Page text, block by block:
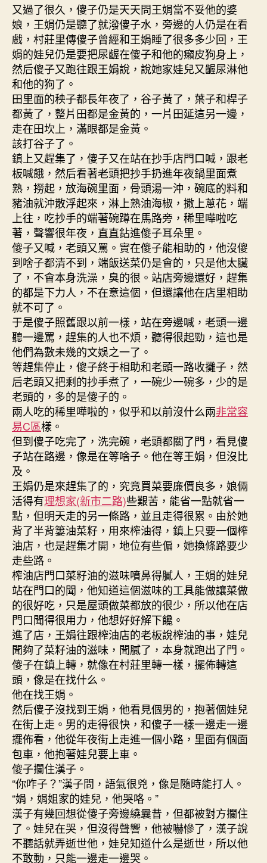
又過了很久，傻子仍是天天問王娟當不妥他的婆
娘，王娟仍是聽了就潑傻子水，旁邊的人仍是在看
戲，村莊里傳傻子曾經和王娟睡了很多多少回，王
娟的娃兒仍是要把尿齷在傻子和他的癩皮狗身上，
然后傻子又跑往跟王娟說，說她家娃兒又齷尿淋他
和他的狗了。
田里面的秧子都長年夜了，谷子黃了，葉子和桿子
都黃了，整片田都是金黃的，一片田延這另一邊，
走在田坎上，滿眼都是金黃。
該打谷子了。
鎮上又趕集了，傻子又在站在抄手店門口喊，跟老
板喊餓，然后看著老頭把抄手扔進年夜鍋里面煮
熟，撈起，放海碗里面，骨頭湯一沖，碗底的料和
豬油就沖散浮起來，淋上熟油海椒，撒上蔥花，端
上往，吃抄手的端著碗蹲在馬路旁，稀里嘩啦吃
著，聲響很年夜，直直鉆進傻子耳朵里。
傻子又喊，老頭又罵。實在傻子能相助的，他沒傻
到啥子都清不到，端飯送菜仍是會的，只是他太臟
了，不會本身洗澡，臭的很。站店旁邊還好，趕集
的都是下力人，不在意這個，但還讓他在店里相助
就不可了。
于是傻子照舊跟以前一樣，站在旁邊喊，老頭一邊
聽一邊罵，趕集的人也不煩，聽得很起勁，這也是
他們為數未幾的文娛之一了。
等趕集停止，傻子終于相助和老頭一路收攤子，然
后老頭又把剩的抄手煮了，一碗少一碗多，少的是
老頭的，多的是傻子的。
兩人吃的稀里嘩啦的，似乎和以前沒什么兩非常容
易C區樣。
但到傻子吃完了，洗完碗，老頭都關了門，看見傻
子站在路邊，像是在等啥子。他在等王娟，但沒比
及。
王娟仍是來趕集了的，究竟買菜要廉價良多，娘倆
活得有理想家(新市二路)些艱苦，能省一點就省一
點，但明天走的另一條路，並且走得很累。由於她
背了半背簍油菜籽，用來榨油得，鎮上只要一個榨
油店，也是趕集才開，地位有些偏，她換條路要少
走些路。
榨油店門口菜籽油的滋味噴鼻得膩人，王娟的娃兒
站在門口的聞，他知道這個滋味的工具能做讓菜做
的很好吃，只是屋頭做菜都放的很少，所以他在店
門口聞得很用力，他想好好解下饞。
進了店，王娟往跟榨油店的老板說榨油的事，娃兒
聞夠了菜籽油的滋味，聞膩了，本身就跑出了門。
傻子在鎮上轉，就像在村莊里轉一樣，擺佈轉這
頭，像是在找什么。
他在找王娟。
然后傻子沒找到王娟，他看見個男的，抱著個娃兒
在街上走。男的走得很快，和傻子一樣一邊走一邊
擺佈看，他從年夜街上走進一個小路，里面有個面
包車，他抱著娃兒要上車。
傻子攔住漢子。
“你咋子？”漢子問，語氣很兇，像是隨時能打人。
“娟，娟姐家的娃兒，他哭咯。”
漢子有幾回想從傻子旁邊繞曩昔，但都被對方攔住
了。娃兒在哭，但沒得聲響，他被嚇慘了，漢子說
不聽話就弄逝世他，娃兒知道什么是逝世，所以他
不敢動，只能一邊走一邊哭。